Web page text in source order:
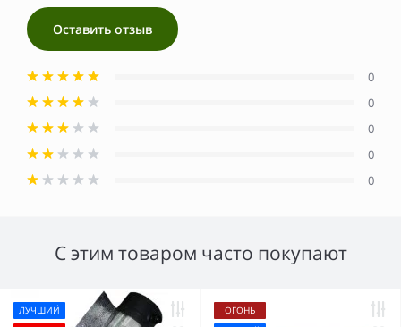
Оставить отзыв
0
0
0
0
0
С этим товаром часто покупают
ЛУЧШИЙ
ОГОНЬ